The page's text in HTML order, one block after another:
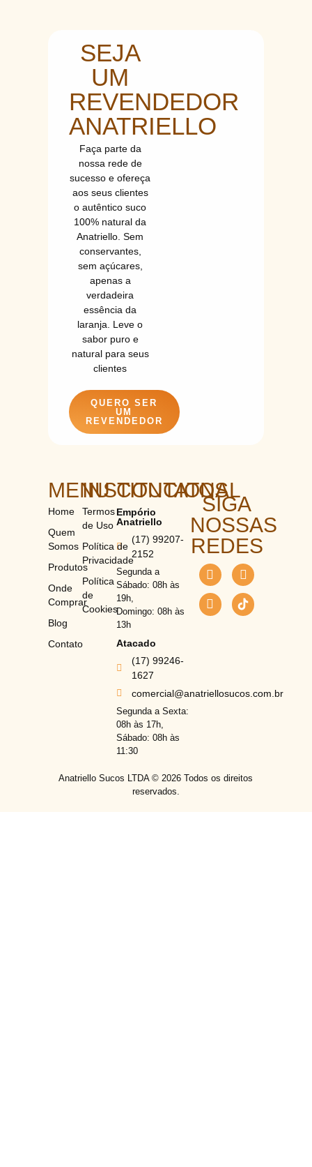
SEJA
UM
REVENDEDOR
ANATRIELLO
Faça parte da
nossa rede de
sucesso e ofereça
aos seus clientes
o autêntico suco
100% natural da
Anatriello. Sem
conservantes,
sem açúcares,
apenas a
verdadeira
essência da
laranja. Leve o
sabor puro e
natural para seus
clientes
QUERO SER
UM
REVENDEDOR
MENU
Home
Quem
Somos
Produtos
Onde
Comprar
Blog
Contato
INSTITUCIONAL
Termos
de Uso
Política de
Privacidade
Política
de
Cookies
CONTATOS
Empório
Anatriello
(17) 99207-
2152
Segunda a
Sábado: 08h às
19h,
Domingo: 08h às
13h
Atacado
(17) 99246-
1627
comercial@anatriellosucos.com.br
Segunda a Sexta:
08h às 17h,
Sábado: 08h às
11:30
SIGA
NOSSAS
REDES
Anatriello Sucos LTDA © 2026 Todos os direitos
reservados.